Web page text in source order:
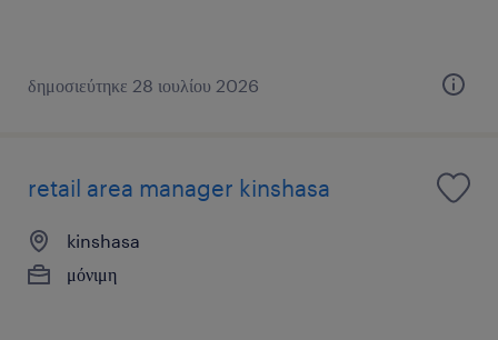
δημοσιεύτηκε 28 ιουλίου 2026
retail area manager kinshasa
kinshasa
μόνιμη